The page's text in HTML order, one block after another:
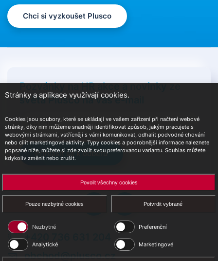
Chci si vyzkoušet Plusco
Pozvánky na HR akce a novinky ze
světa Plusco na váš e-mail
Přihlásit se k odběru
+420 736 631 204
obchod@plusco.cz
Stránky a aplikace využívají cookies.
Cookies jsou soubory, které se ukládají ve vašem zařízení při načtení webové
stránky, díky nim můžeme snadněji identifikovat způsob, jakým pracujete s
webovými stránkami, vstřícněji s vámi komunikovat, odhalit podvodné chování
nebo cílit marketingové aktivity. Typy cookies a podrobnější informace naleznete
popsané níže, můžete si zde zvolit svou preferovanou variantu. Souhlas můžete
kdykoliv změnit nebo zrušit.
Pouze nezbytné cookies Potvrdit vybrané
Povolit všechny cookies
Nezbytné Preferenční
Analytické Marketingové